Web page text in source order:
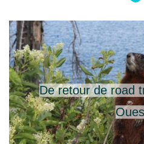
De retour de road